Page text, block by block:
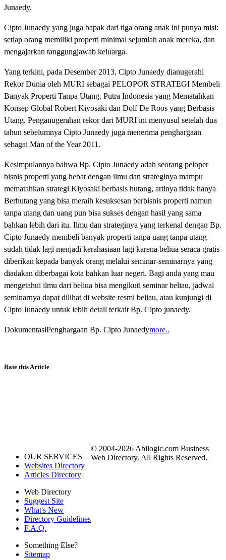
Junaedy.
Cipto Junaedy yang juga bapak dari tiga orang anak ini punya misi:
setiap orang memiliki properti minimal sejumlah anak mereka, dan
mengajarkan tanggungjawab keluarga.
Yang terkini, pada Desember 2013, Cipto Junaedy dianugerahi
Rekor Dunia oleh MURI sebagai PELOPOR STRATEGI Membeli
Banyak Properti Tanpa Utang. Putra Indonesia yang Mematahkan
Konsep Global Robert Kiyosaki dan Dolf De Roos yang Berbasis
Utang. Penganugerahan rekor dari MURI ini menyusul setelah dua
tahun sebelumnya Cipto Junaedy juga menerima penghargaan
sebagai Man of the Year 2011.
Kesimpulannya bahwa Bp. Cipto Junaedy adah seorang peloper
bisnis properti yang hebat dengan ilmu dan strateginya mampu
mematahkan strategi Kiyosaki berbasis hutang, artinya tidak hanya
Berhutang yang bisa meraih kesuksesan berbisnis properti namun
tanpa utang dan uang pun bisa sukses dengan hasil yang sama
bahkan lebih dari itu. Ilmu dan strateginya yang terkenal dengan Bp.
Cipto Junaedy membeli banyak properti tanpa uang tanpa utang
sudah tidak lagi menjadi kerahasiaan lagi karena beliua seraca gratis
diberikan kepada banyak orang melalui seminar-seminarnya yang
diadakan diberbagai kota bahkan luar negeri. Bagi anda yang mau
mengetahui ilmu dari beliua bisa mengikuti seminar beliau, jadwal
seminarnya dapat dilihat di website resmi beliau, atau kunjungi di
Cipto Junaedy untuk lebih detail terkait Bp. Cipto junaedy.
DokumentasiPenghargaan Bp. Cipto Junaedymore..
Rate this Article
OUR SERVICES
Websites Directory
Articles Directory
Web Directory
Suggest Site
What's New
Directory Guidelines
F.A.Q.
Something Else?
Sitemap
© 2004-2026 Abilogic.com Business
Web Directory. All Rights Reserved.